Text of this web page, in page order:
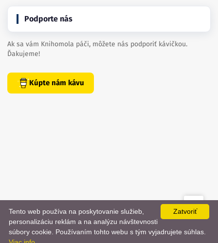
Podporte nás
Ak sa vám Knihomola páči, môžete nás podporiť kávičkou.
Ďakujeme!
Kúpte nám kávu
created bydanielhrenak.sk
📨
Zatvoriť
Tento web používa na poskytovanie služieb,
personalizáciu reklám a na analýzu návštevnosti
súbory cookie. Používaním tohto webu s tým vyjadrujete súhlas.